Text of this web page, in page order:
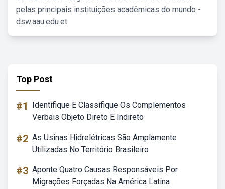
pelas principais instituições acadêmicas do mundo -
dsw.aau.edu.et.
Top Post
#1
Identifique E Classifique Os Complementos
Verbais Objeto Direto E Indireto
#2 As Usinas Hidrelétricas São Amplamente
Utilizadas No Território Brasileiro
#3 Aponte Quatro Causas Responsáveis Por
Migrações Forçadas Na América Latina